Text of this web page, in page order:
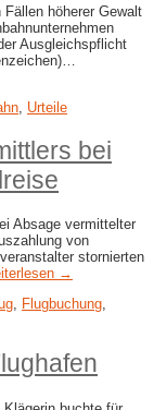
höherer Gewalt
Ausgleichspflicht
, Urteile
bei
Absage vermittelter
von
stornierten
→
, Flugbuchung,